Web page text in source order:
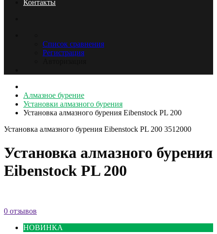
Контакты
Список сравнения
Регистрация
Алмазное бурение
Установки алмазного бурения
Установка алмазного бурения Eibenstock PL 200
Установка алмазного бурения Eibenstock PL 200 3512000
Установка алмазного бурения
Eibenstock PL 200
0 отзывов
НОВИНКА